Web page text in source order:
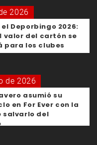
2026
Deporbingo 2026:
valor del cartón se
para los clubes
de 2026
asumió su
en For Ever con la
salvarlo del